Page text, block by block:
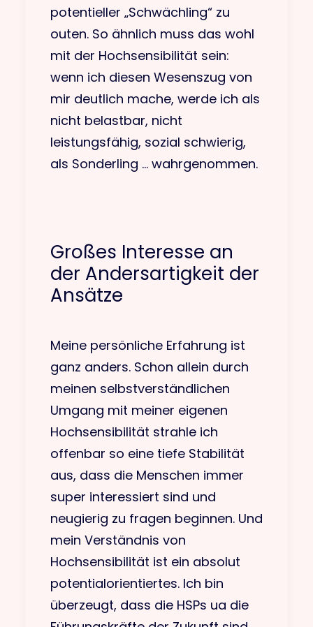
potentieller „Schwächling“ zu
outen. So ähnlich muss das wohl
mit der Hochsensibilität sein:
wenn ich diesen Wesenszug von
mir deutlich mache, werde ich als
nicht belastbar, nicht
leistungsfähig, sozial schwierig,
als Sonderling … wahrgenommen.
Großes Interesse an
der Andersartigkeit der
Ansätze
Meine persönliche Erfahrung ist
ganz anders. Schon allein durch
meinen selbstverständlichen
Umgang mit meiner eigenen
Hochsensibilität strahle ich
offenbar so eine tiefe Stabilität
aus, dass die Menschen immer
super interessiert sind und
neugierig zu fragen beginnen. Und
mein Verständnis von
Hochsensibilität ist ein absolut
potentialorientiertes. Ich bin
überzeugt, dass die HSPs ua die